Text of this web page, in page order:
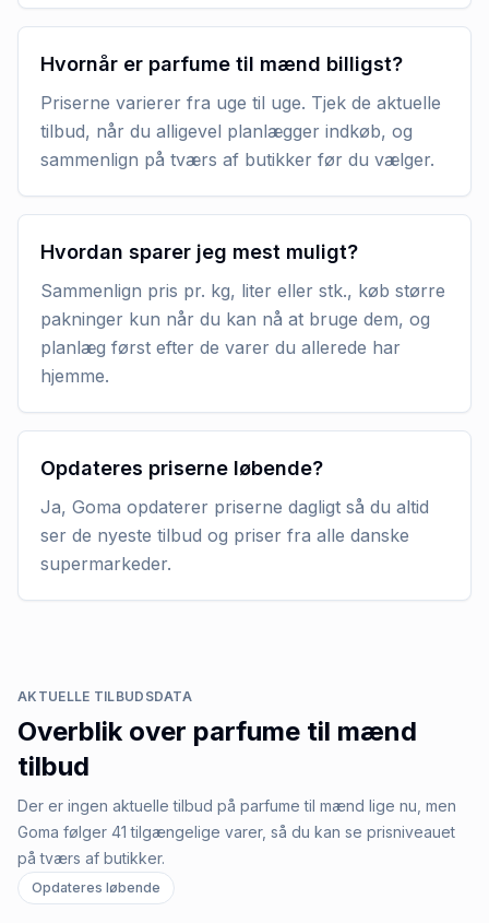
Hvornår er parfume til mænd billigst?
Priserne varierer fra uge til uge. Tjek de aktuelle
tilbud, når du alligevel planlægger indkøb, og
sammenlign på tværs af butikker før du vælger.
Hvordan sparer jeg mest muligt?
Sammenlign pris pr. kg, liter eller stk., køb større
pakninger kun når du kan nå at bruge dem, og
planlæg først efter de varer du allerede har
hjemme.
Opdateres priserne løbende?
Ja, Goma opdaterer priserne dagligt så du altid
ser de nyeste tilbud og priser fra alle danske
supermarkeder.
AKTUELLE TILBUDSDATA
Overblik over parfume til mænd
tilbud
Der er ingen aktuelle tilbud på parfume til mænd lige nu, men
Goma følger 41 tilgængelige varer, så du kan se prisniveauet
på tværs af butikker.
Opdateres løbende